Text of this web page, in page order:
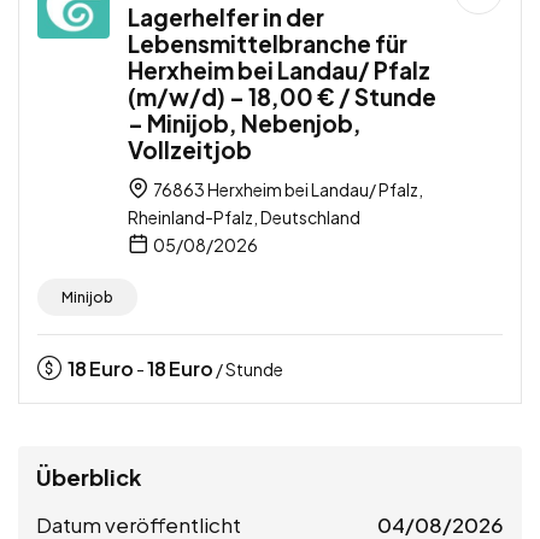
Lagerhelfer in der
Lebensmittelbranche für
Herxheim bei Landau/ Pfalz
(m/w/d) – 18,00 € / Stunde
– Minijob, Nebenjob,
Vollzeitjob
76863 Herxheim bei Landau/ Pfalz,
Rheinland-Pfalz, Deutschland
05/08/2026
Minijob
18Euro -18Euro / Stunde
Überblick
Datum veröffentlicht 04/08/2026